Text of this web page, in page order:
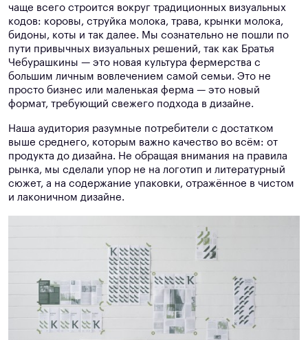
чаще всего строится вокруг традиционных визуальных
кодов: коровы, струйка молока, трава, крынки молока,
бидоны, коты и так далее. Мы сознательно не пошли по
пути привычных визуальных решений, так как Братья
Чебурашкины — это новая культура фермерства с
большим личным вовлечением самой семьи. Это не
просто бизнес или маленькая ферма — это новый
формат, требующий свежего подхода в дизайне.
Наша аудитория разумные потребители с достатком
выше среднего, которым важно качество во всём: от
продукта до дизайна. Не обращая внимания на правила
рынка, мы сделали упор не на логотип и литературный
сюжет, а на содержание упаковки, отражённое в чистом
и лаконичном дизайне.